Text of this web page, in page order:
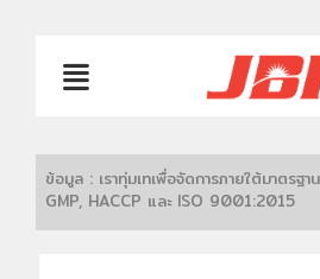
ข้อมูล : เราทุ่มเทเพื่อจัดการภายใต้มาตรฐ
GMP, HACCP และ ISO 9001:2015